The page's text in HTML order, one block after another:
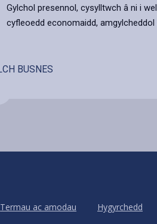
Gylchol presennol, cysylltwch â ni i
cyfleoedd economaidd,
MWY YNGHYLCH BUSNES
Termau ac amodau Hygyrchedd